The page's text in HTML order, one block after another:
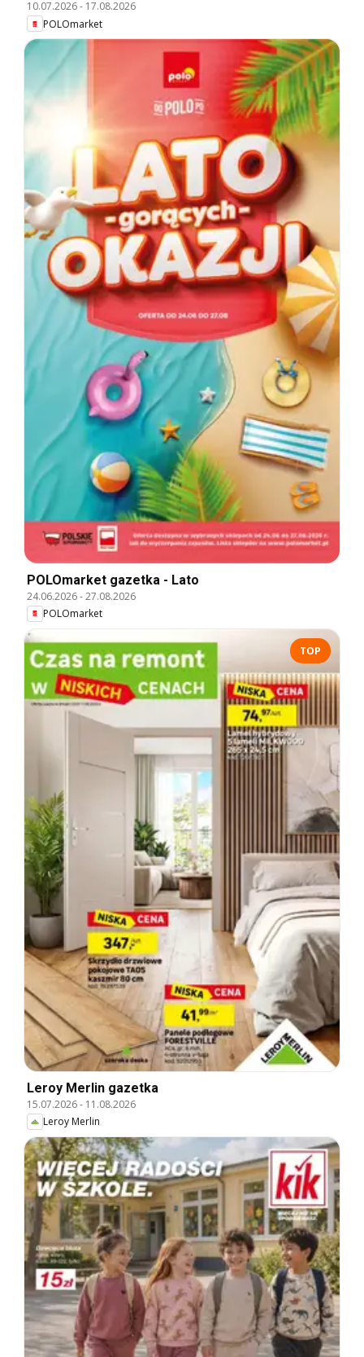
10.07.2026- 17.08.2026
POLOmarket
POLOmarket gazetka - Lato
24.06.2026-27.08.2026
POLOmarket
TOP
Leroy Merlin gazetka
15.07.2026- 11.08.2026
Leroy Merlin